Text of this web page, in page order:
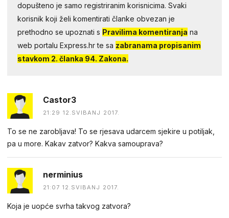
dopušteno je samo registriranim korisnicima. Svaki
korisnik koji želi komentirati članke obvezan je
prethodno se upoznati s Pravilima komentiranja na
web portalu Express.hr te sa zabranama propisanim
stavkom 2. članka 94. Zakona.
Castor3
21:29 12.SVIBANJ 2017.
To se ne zarobljava! To se rjesava udarcem sjekire u potiljak,
pa u more. Kakav zatvor? Kakva samouprava?
nerminius
21:07 12.SVIBANJ 2017.
Koja je uopće svrha takvog zatvora?